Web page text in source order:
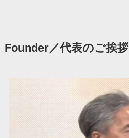
Founder／代表のご挨拶